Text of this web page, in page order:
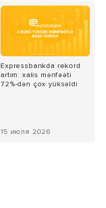
Expressbankda rekord
artım: xalis mənfəəti
72%-dən çox yüksəldi
15 июля 2026